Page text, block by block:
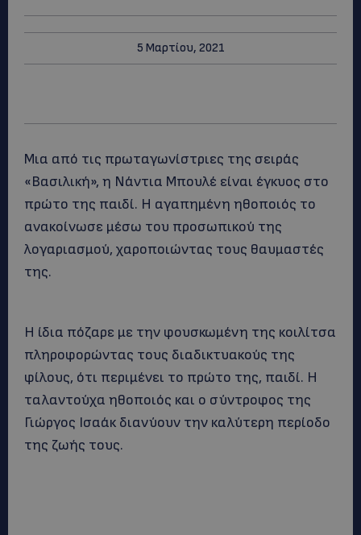
5 Μαρτίου, 2021
Mια από τις πρωταγωνίστριες της σειράς
«Βασιλική», η Νάντια Μπουλέ είναι έγκυος στο
πρώτο της παιδί. Η αγαπημένη ηθοποιός το
ανακοίνωσε μέσω του προσωπικού της
λογαριασμού, χαροποιώντας τους θαυμαστές
της.
Η ίδια πόζαρε με την φουσκωμένη της κοιλίτσα
πληροφορώντας τους διαδικτυακούς της
φίλους, ότι περιμένει το πρώτο της, παιδί. Η
ταλαντούχα ηθοποιός και ο σύντροφος της
Γιώργος Ισαάκ διανύουν την καλύτερη περίοδο
της ζωής τους.